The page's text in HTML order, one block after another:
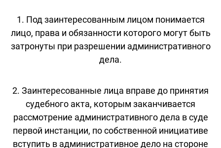
1. Под заинтересованным лицом понимается
лицо, права и обязанности которого могут быть
затронуты при разрешении административного
дела.
2. Заинтересованные лица вправе до принятия
судебного акта, которым заканчивается
рассмотрение административного дела в суде
первой инстанции, по собственной инициативе
вступить в административное дело на стороне